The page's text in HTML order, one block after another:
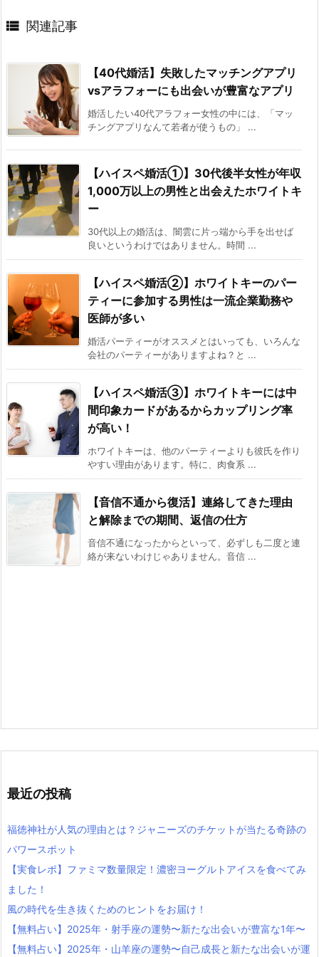
 関連記事
【40代婚活】失敗したマッチングアプリ
vsアラフォーにも出会いが豊富なアプリ
婚活したい40代アラフォー女性の中には、「マッ
チングアプリなんて若者が使うもの」 ...
【ハイスペ婚活①】30代後半女性が年収
1,000万以上の男性と出会えたホワイトキ
ー
30代以上の婚活は、闇雲に片っ端から手を出せば
良いというわけではありません。時間 ...
【ハイスペ婚活②】ホワイトキーのパー
ティーに参加する男性は一流企業勤務や
医師が多い
婚活パーティーがオススメとはいっても、いろんな
会社のパーティーがありますよね？と ...
【ハイスペ婚活③】ホワイトキーには中
間印象カードがあるからカップリング率
が高い！
ホワイトキーは、他のパーティーよりも彼氏を作り
やすい理由があります。特に、肉食系 ...
【音信不通から復活】連絡してきた理由
と解除までの期間、返信の仕方
音信不通になったからといって、必ずしも二度と連
絡が来ないわけじゃありません。音信 ...
最近の投稿
福徳神社が人気の理由とは？ジャニーズのチケットが当たる奇跡の
パワースポット
【実食レポ】ファミマ数量限定！濃密ヨーグルトアイスを食べてみ
ました！
風の時代を生き抜くためのヒントをお届け！
【無料占い】2025年・射手座の運勢〜新たな出会いが豊富な1年〜
【無料占い】2025年・山羊座の運勢〜自己成長と新たな出会いが運